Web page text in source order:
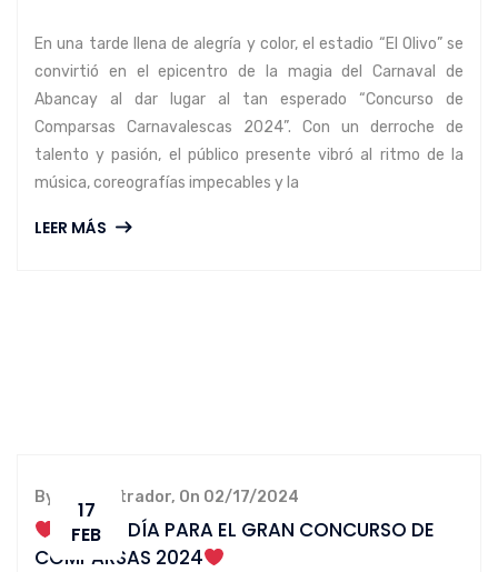
En una tarde llena de alegría y color, el estadio “El Olivo” se
convirtió en el epicentro de la magia del Carnaval de
Abancay al dar lugar al tan esperado “Concurso de
Comparsas Carnavalescas 2024”. Con un derroche de
talento y pasión, el público presente vibró al ritmo de la
música, coreografías impecables y la
LEER MÁS
17
FEB
By administrador, On 02/17/2024
‍FALTA 1 DÍA PARA EL GRAN CONCURSO DE
COMPARSAS 2024